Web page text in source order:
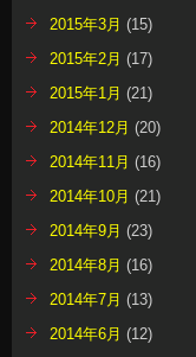
2015年3月 (15)
2015年2月 (17)
2015年1月 (21)
2014年12月 (20)
2014年11月 (16)
2014年10月 (21)
2014年9月 (23)
2014年8月 (16)
2014年7月 (13)
2014年6月 (12)